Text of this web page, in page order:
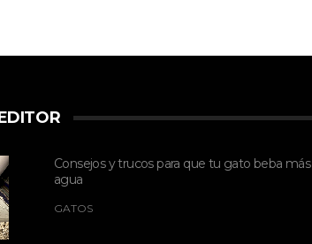
Consejos y trucos para que tu gato beba más
agua
GATOS